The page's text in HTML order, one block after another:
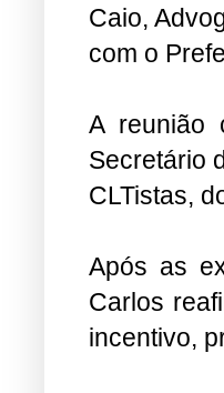
Caio,
com o
A reunião
Secretário
CLTistas,
Após as
Carlos
incentivo,